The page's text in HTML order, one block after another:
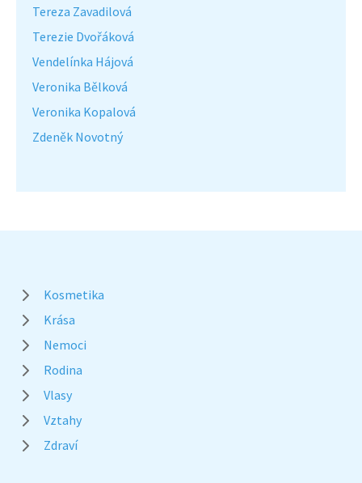
Tereza Zavadilová
Terezie Dvořáková
Vendelínka Hájová
Veronika Bělková
Veronika Kopalová
Zdeněk Novotný
Kosmetika
Krása
Nemoci
Rodina
Vlasy
Vztahy
Zdraví